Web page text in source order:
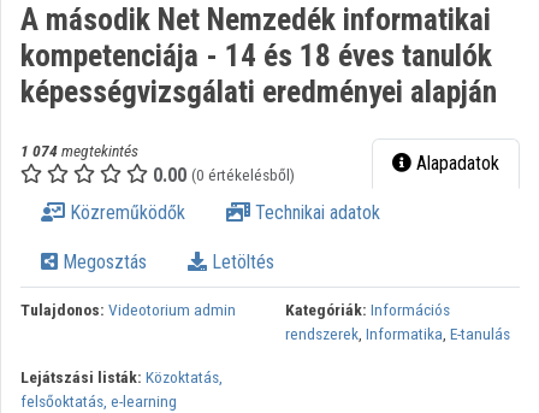
Intézményi felfedezés
Kategóriák
Intézmények
A második Net Nemzedék informatikai
kompetenciája - 14 és 18 éves tanulók
képességvizsgálati eredményei alapján
1 074megtekintés
0.00 (0 értékelésből) Alapadatok
Közreműködők Technikai adatok
Megosztás Letöltés
Tulajdonos: Videotorium admin Kategóriák: Információs
rendszerek, Informatika, E-tanulás
Lejátszási listák: Közoktatás,
felsőoktatás, e-learning